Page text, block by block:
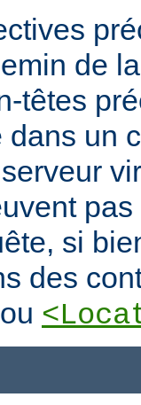
de
têtes
un
si
des
ou